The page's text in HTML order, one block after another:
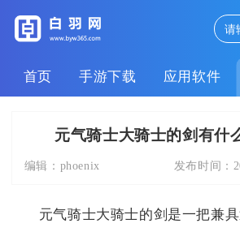
首页 手游下载 应用软件
元气骑士大骑士的剑有什
编辑： phoenix 发布时间：
元气骑士大骑士的剑是一把兼